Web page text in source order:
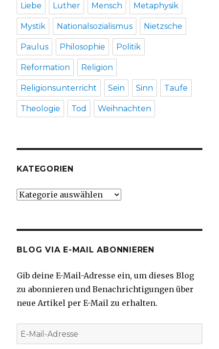
Liebe Luther Mensch Metaphysik
Mystik Nationalsozialismus Nietzsche
Paulus Philosophie Politik
Reformation Religion
Religionsunterricht Sein Sinn Taufe
Theologie Tod Weihnachten
KATEGORIEN
Kategorien
BLOG VIA E-MAIL ABONNIEREN
Gib deine E-Mail-Adresse ein, um dieses Blog
zu abonnieren und Benachrichtigungen über
neue Artikel per E-Mail zu erhalten.
E-
Mail-